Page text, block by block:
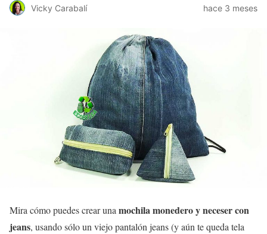
Vicky Carabalí hace 3 meses
Mira cómo puedes crear una mochila monedero y neceser con
jeans, usando sólo un viejo pantalón jeans (y aún te queda tela